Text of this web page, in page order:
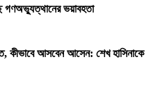
গণঅভ্যুত্থানের ভয়াবহতা
আসবেন আসেন: শেখ হাসিনাকে